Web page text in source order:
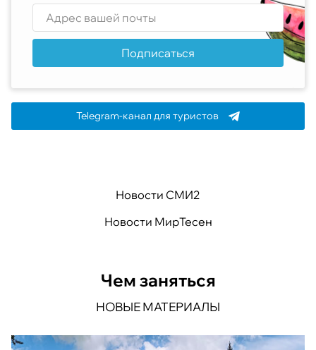
Подписаться
Telegram-канал для туристов
Новости СМИ2
Новости МирТесен
Чем заняться
НОВЫЕ МАТЕРИАЛЫ